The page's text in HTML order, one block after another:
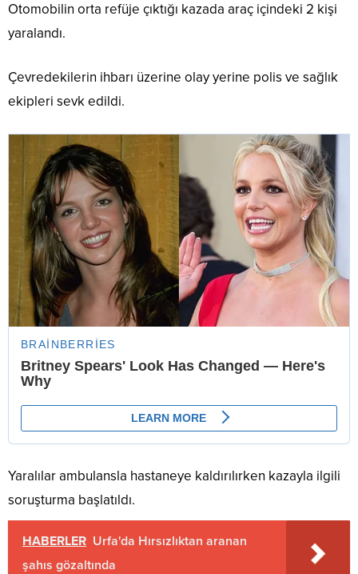
Otomobilin orta refüje çıktığı kazada araç içindeki 2 kişi
yaralandı.
Çevredekilerin ihbarı üzerine olay yerine polis ve sağlık
ekipleri sevk edildi.
Yaralılar ambulansla hastaneye kaldırılırken kazayla ilgili
soruşturma başlatıldı.
HABERLER Urfa'da Hırsızlıktan aranan
şahıs gözaltında